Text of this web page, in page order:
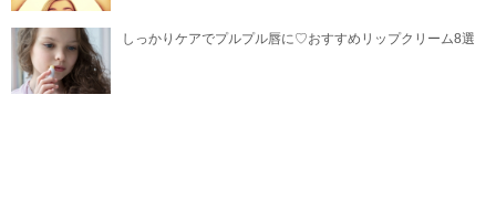
しっかりケアでプルプル唇に♡おすすめリップクリーム8選